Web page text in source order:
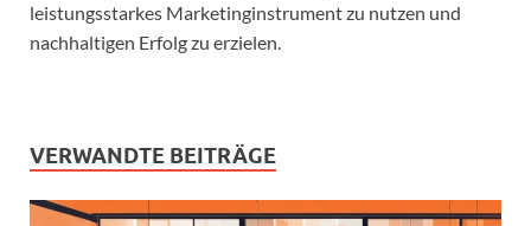
leistungsstarkes Marketinginstrument zu nutzen und
nachhaltigen Erfolg zu erzielen.
VERWANDTE BEITRÄGE